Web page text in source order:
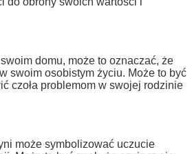
domu, może to oznaczać, że
swoim osobistym życiu. Może to być
czoła problemom w swojej rodzinie
może symbolizować uczucie